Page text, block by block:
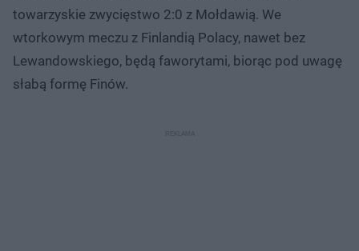
towarzyskie zwycięstwo 2:0 z Mołdawią. We
wtorkowym meczu z Finlandią Polacy, nawet bez
Lewandowskiego, będą faworytami, biorąc pod uwagę
słabą formę Finów.